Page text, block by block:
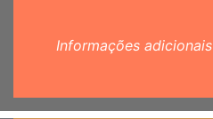
Informações adicionais